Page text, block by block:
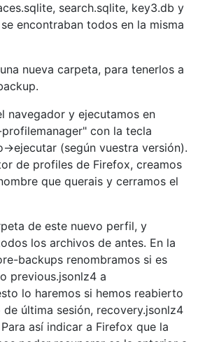
search.sqlite, key3.db y
encontraban todos en la misma
nueva carpeta, para tenerlos a
navegador y ejecutamos en
con la tecla
>ejecutar (según vuestra versión).
de profiles de Firefox, creamos
que querais y cerramos el
de este nuevo perfil, y
los archivos de antes. En la
backups renombramos si es
previous.jsonlz4 a
lo haremos si hemos reabierto
última sesión, recovery.jsonlz4
así indicar a Firefox que la